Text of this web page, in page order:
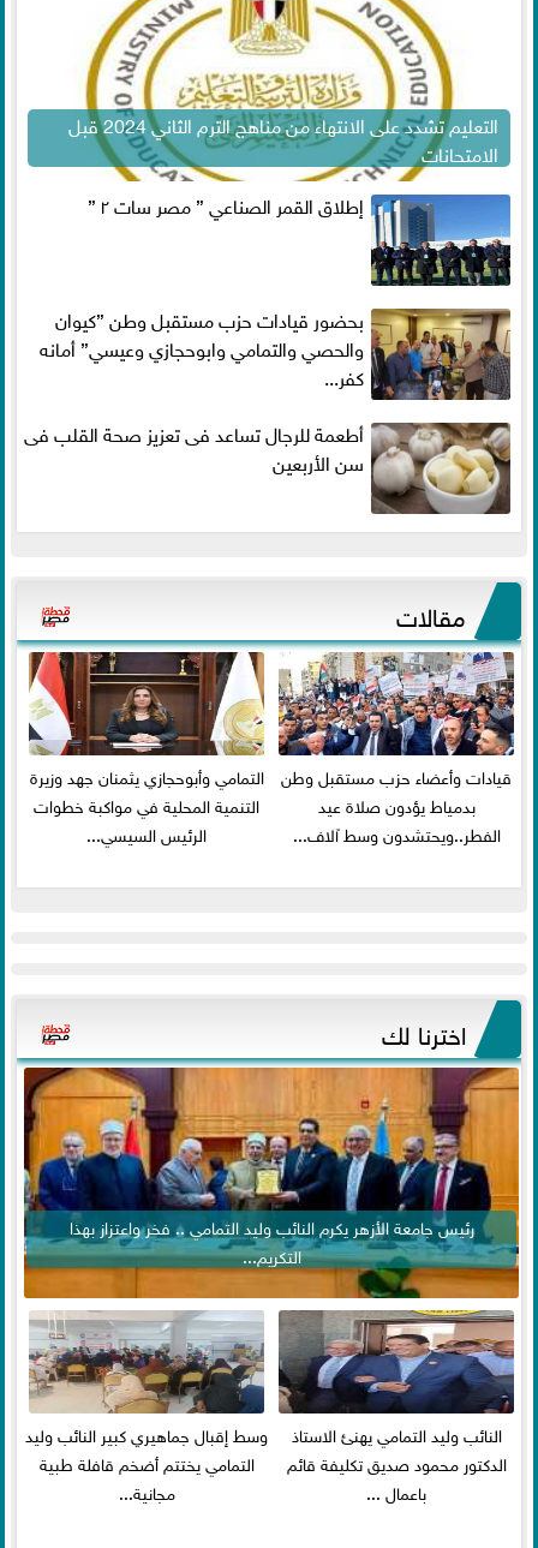
التعليم تشدد على الانتهاء من مناهج الترم الثاني 2024 قبل
الامتحانات
إطلاق القمر الصناعي ” مصر سات ٢ ”
بحضور قيادات حزب مستقبل وطن ”كيوان
والحصي والتمامي وابوحجازي وعيسي” أمانه
كفر...
أطعمة للرجال تساعد فى تعزيز صحة القلب فى
سن الأربعين
مقالات
قيادات وأعضاء حزب مستقبل وطن
بدمياط يؤدون صلاة عيد
الفطر..ويحتشدون وسط آلاف...
التمامي وأبوحجازي يثمنان جهد وزيرة
التنمية المحلية في مواكبة خطوات
الرئيس السيسي...
اخترنا لك
رئيس جامعة الأزهر يكرم النائب وليد التمامي .. فخر واعتزاز بهذا
التكريم...
النائب وليد التمامي يهنئ الاستاذ
الدكتور محمود صديق تكليفة قائم
باعمال ...
وسط إقبال جماهيري كبير النائب وليد
التمامي يختتم أضخم قافلة طبية
مجانية...